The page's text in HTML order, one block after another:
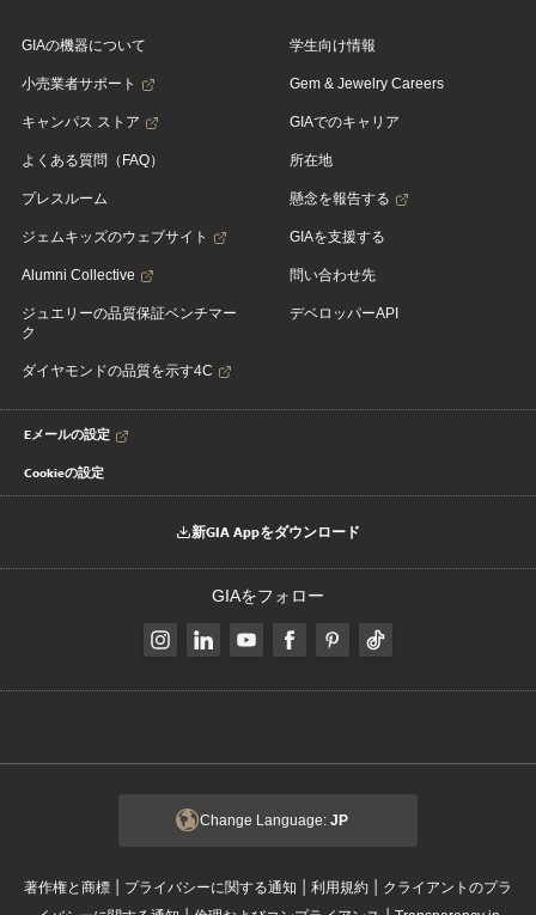
GIAの機器について
小売業者サポート
キャンパス ストア
よくある質問（FAQ）
プレスルーム
ジェムキッズのウェブサイト
Alumni Collective
ジュエリーの品質保証ベンチマー
ク
ダイヤモンドの品質を示す4C
学生向け情報
Gem & Jewelry Careers
GIAでのキャリア
所在地
懸念を報告する
GIAを支援する
問い合わせ先
デベロッパーAPI
Eメールの設定
Cookieの設定
新GIA Appをダウンロード
GIAをフォロー
Change Language: JP
著作権と商標 | プライバシーに関する通知 | 利用規約 | クライアントのプラ